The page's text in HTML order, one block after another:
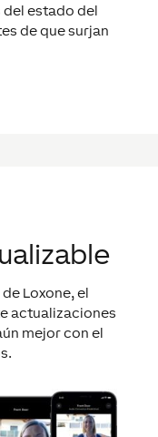
del estado del
de que surjan
Loxone, el
actualizaciones
mejor con el